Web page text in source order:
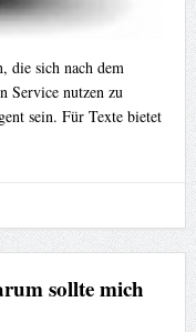
die sich nach dem
Service nutzen zu
sein. Für Texte bietet
sollte mich